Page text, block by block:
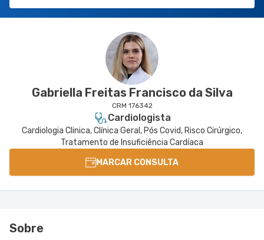
Gabriella Freitas Francisco da Silva
CRM 176342
Cardiologista
Cardiologia Clinica, Clínica Geral, Pós Covid, Risco Cirúrgico,
Tratamento de Insuficiência Cardíaca
MARCAR CONSULTA
Sobre